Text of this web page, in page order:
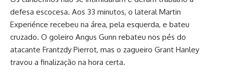
defesa escocesa. Aos 33 minutos, o lateral Martin
Experiénce recebeu na área, pela esquerda, e bateu
cruzado. O goleiro Angus Gunn rebateu nos pés do
atacante Frantzdy Pierrot, mas o zagueiro Grant Hanley
travou a finalização na hora certa.